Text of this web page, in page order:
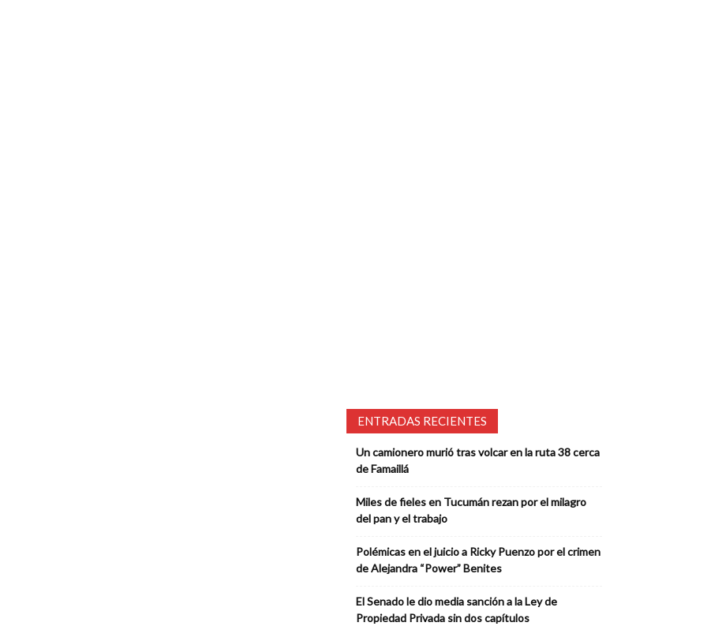
ENTRADAS RECIENTES
Un camionero murió tras volcar en la ruta 38 cerca
de Famaillá
Miles de fieles en Tucumán rezan por el milagro
del pan y el trabajo
Polémicas en el juicio a Ricky Puenzo por el crimen
de Alejandra “Power” Benites
El Senado le dio media sanción a la Ley de
Propiedad Privada sin dos capítulos